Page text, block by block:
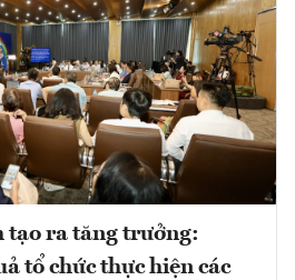
tạo ra tăng trưởng:
tổ chức thực hiện các